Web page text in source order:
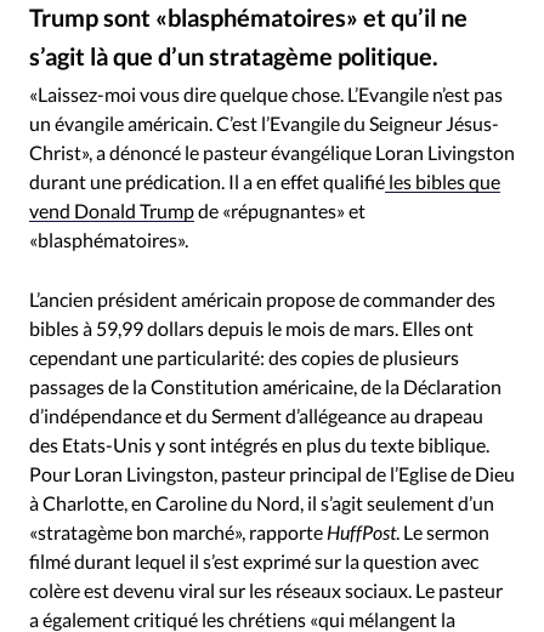
RUBRIQUES
Toute l'actualité Bible Culture
Economie
Eglises
Histoire Laicité
Liberté religieuse
Mission
Monde People Politique
Religions
Société
Trump sont «blasphématoires» et qu’il ne
s’agit là que d’un stratagème politique.
©Loran Livingston / Facebook
«Laissez-moi vous dire quelque chose. L’Evangile n’est pas
un évangile américain. C’est l’Evangile du Seigneur Jésus-
Christ», a dénoncé le pasteur évangélique Loran Livingston
durant une prédication. Il a en effet qualifié les bibles que
vend Donald Trumpde «répugnantes» et
«blasphématoires».
L’ancien président américain propose de commander des
bibles à 59,99 dollars depuis le mois de mars. Elles ont
cependant une particularité: des copies de plusieurs
passages de la Constitution américaine, de la Déclaration
d’indépendance et du Serment d’allégeance au drapeau
des Etats-Unis y sont intégrés en plus du texte biblique.
Pour Loran Livingston, pasteur principal de l’Eglise de Dieu
à Charlotte, en Caroline du Nord, il s’agit seulement d’un
«stratagème bon marché», rapporte HuffPost. Le sermon
filmé durant lequel il s’est exprimé sur la question avec
colère est devenu viral sur les réseaux sociaux. Le pasteur
a également critiqué les chrétiens «qui mélangent la